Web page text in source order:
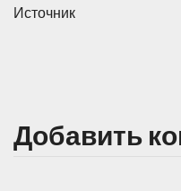
Источник
Добавить